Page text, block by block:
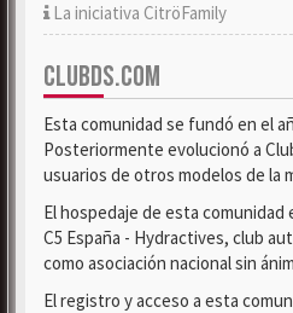
La iniciativa CitröFamily
CLUBDS.COM
Esta comunidad se fundó en el
Posteriormente evolucionó a
usuarios de otros modelos de la
El hospedaje de esta
C5 España - Hydractives, club
como asociación nacional sin
El registro y acceso a esta